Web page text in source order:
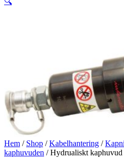
Hem / Shop /Kabelhantering /
kaphuvuden / Hydrualiskt kaphuvud